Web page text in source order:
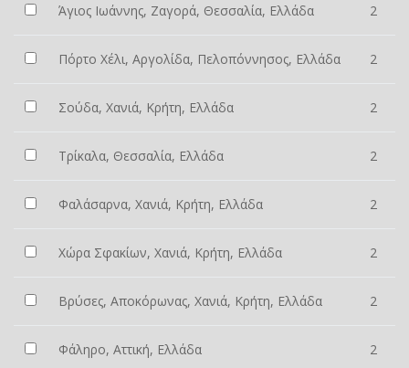
Άγιος Ιωάννης, Ζαγορά, Θεσσαλία, Ελλάδα 2
Πόρτο Χέλι, Αργολίδα, Πελοπόννησος, Ελλάδα 2
Σούδα, Χανιά, Κρήτη, Ελλάδα 2
Τρίκαλα, Θεσσαλία, Ελλάδα 2
Φαλάσαρνα, Χανιά, Κρήτη, Ελλάδα 2
Χώρα Σφακίων, Χανιά, Κρήτη, Ελλάδα 2
Βρύσες, Αποκόρωνας, Χανιά, Κρήτη, Ελλάδα 2
Φάληρο, Αττική, Ελλάδα 2